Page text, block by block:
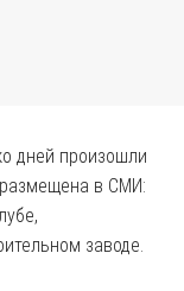
дней произошли
в СМИ:
заводе.